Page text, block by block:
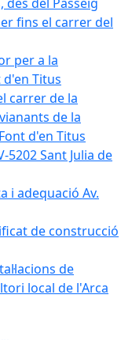
fins el carrer del
per a la
Titus
carrer de la
de la
d'en Titus
Sant Julia de
i adequació Av.
de construcció
de
local de l'Arca